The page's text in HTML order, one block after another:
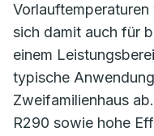
sich damit auch für
einem
typische
Zweifamilienhaus
R290 sowie hohe